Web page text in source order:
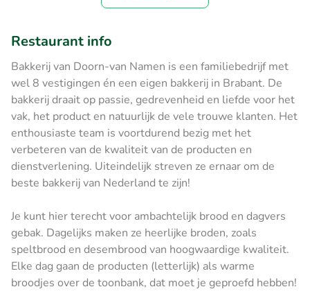
Restaurant info
Bakkerij van Doorn-van Namen is een familiebedrijf met
wel 8 vestigingen én een eigen bakkerij in Brabant. De
bakkerij draait op passie, gedrevenheid en liefde voor het
vak, het product en natuurlijk de vele trouwe klanten. Het
enthousiaste team is voortdurend bezig met het
verbeteren van de kwaliteit van de producten en
dienstverlening. Uiteindelijk streven ze ernaar om de
beste bakkerij van Nederland te zijn!
Je kunt hier terecht voor ambachtelijk brood en dagvers
gebak. Dagelijks maken ze heerlijke broden, zoals
speltbrood en desembrood van hoogwaardige kwaliteit.
Elke dag gaan de producten (letterlijk) als warme
broodjes over de toonbank, dat moet je geproefd hebben!